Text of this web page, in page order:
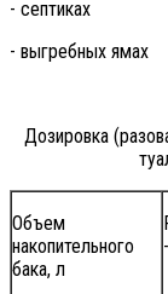
- септиках
- выгребных ямах
Дозировка
Объем
накопительного
бака, л